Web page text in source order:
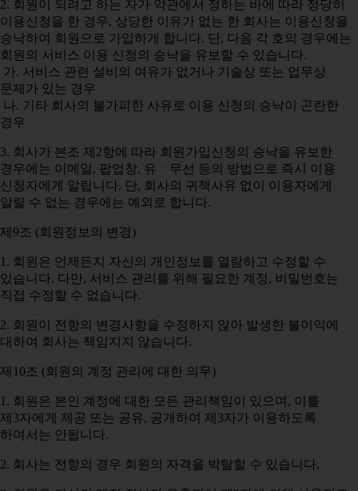
2. 회원이 되려고 하는 자가 약관에서 정하는 바에 따라 정당히
이용신청을 한 경우, 상당한 이유가 없는 한 회사는 이용신청을
승낙하여 회원으로 가입하게 합니다. 단, 다음 각 호의 경우에는
회원의 서비스 이용 신청의 승낙을 유보할 수 있습니다.
가. 서비스 관련 설비의 여유가 없거나 기술상 또는 업무상
문제가 있는 경우
나. 기타 회사의 불가피한 사유로 이용 신청의 승낙이 곤란한
경우
3. 회사가 본조 제2항에 따라 회원가입신청의 승낙을 유보한
경우에는 이메일, 팝업창, 유ㆍ무선 등의 방법으로 즉시 이용
신청자에게 알립니다. 단, 회사의 귀책사유 없이 이용자에게
알릴 수 없는 경우에는 예외로 합니다.
제9조 (회원정보의 변경)
1. 회원은 언제든지 자신의 개인정보를 열람하고 수정할 수
있습니다. 다만, 서비스 관리를 위해 필요한 계정, 비밀번호는
직접 수정할 수 없습니다.
2. 회원이 전항의 변경사항을 수정하지 않아 발생한 불이익에
대하여 회사는 책임지지 않습니다.
제10조 (회원의 계정 관리에 대한 의무)
1. 회원은 본인 계정에 대한 모든 관리책임이 있으며, 이를
제3자에게 제공 또는 공유, 공개하여 제3자가 이용하도록
하여서는 안됩니다.
2. 회사는 전항의 경우 회원의 자격을 박탈할 수 있습니다.